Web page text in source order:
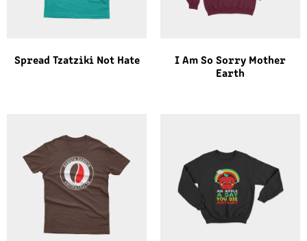
Spread Tzatziki Not Hate
I Am So Sorry Mother
Earth